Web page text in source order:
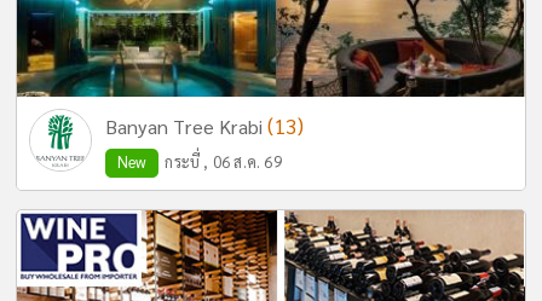
Banyan Tree Krabi(13)
New กระบี่ , 06 ส.ค. 69